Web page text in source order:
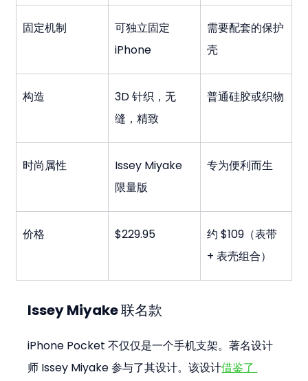
固定机制
可独立固定
iPhone
需要配套的保护
壳
构造
3D 针织，无
缝，精致
普通硅胶或织物
时尚属性
Issey Miyake
限量版
专为便利而生
价格 $229.95
约 $109（表带
+ 表壳组合）
Issey Miyake 联名款
iPhone Pocket 不仅仅是一个手机支架。著名设计
师 Issey Miyake 参与了其设计。该设计借鉴了